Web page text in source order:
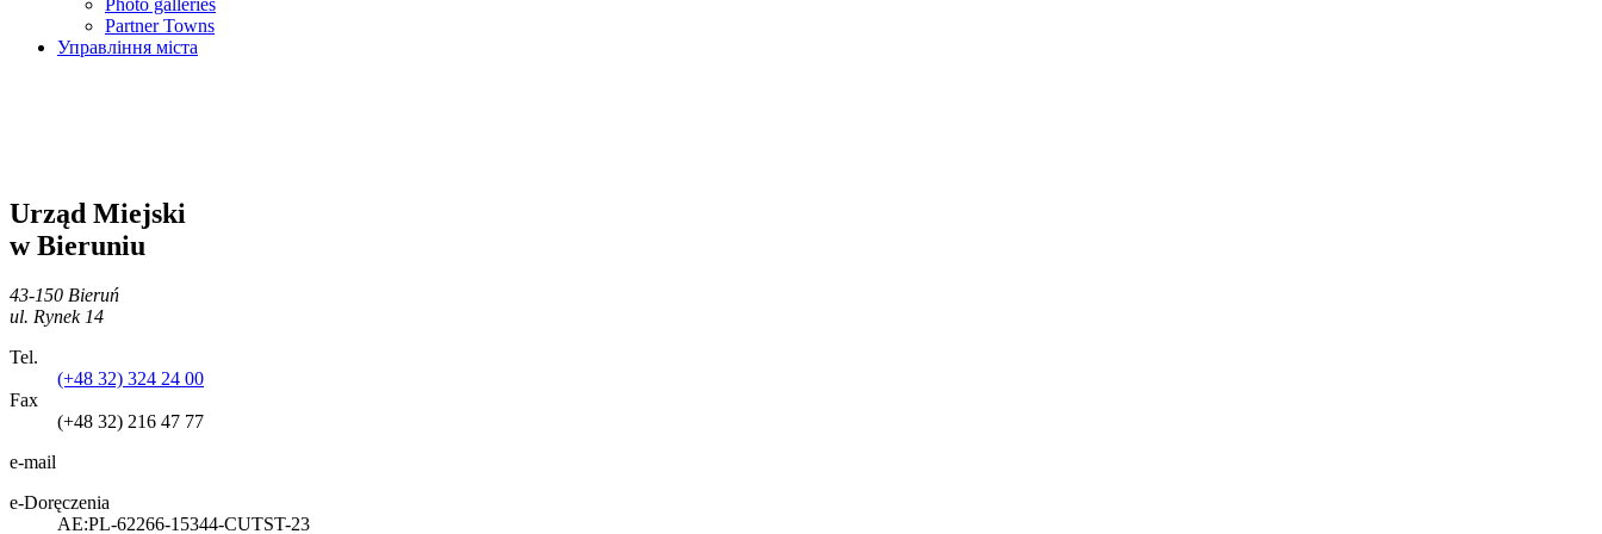
Partner Towns
Управління міста
Urząd Miejski
w Bieruniu
43-150 Bieruń
ul. Rynek 14
Tel.
(+48 32) 324 24 00
Fax
(+48 32) 216 47 77
e-mail
e-Doręczenia
AE:PL-62266-15344-CUTST-23